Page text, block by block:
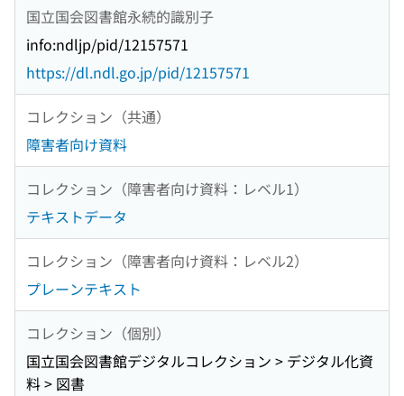
国立国会図書館永続的識別子
info:ndljp/pid/12157571
https://dl.ndl.go.jp/pid/12157571
コレクション（共通）
障害者向け資料
コレクション（障害者向け資料：レベル1）
テキストデータ
コレクション（障害者向け資料：レベル2）
プレーンテキスト
コレクション（個別）
国立国会図書館デジタルコレクション > デジタル化資
料 > 図書